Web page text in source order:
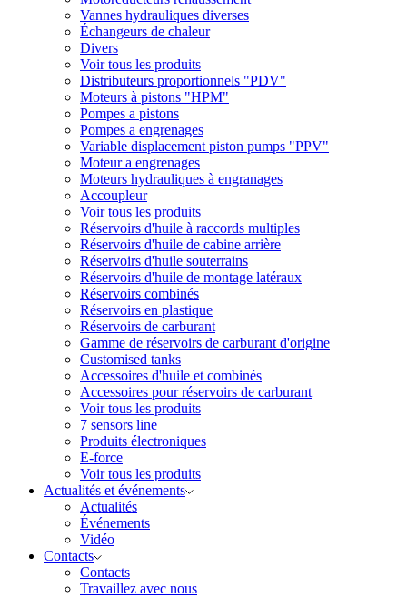
Vannes hydrauliques diverses
Échangeurs de chaleur
Divers
Voir tous les produits
Distributeurs proportionnels "PDV"
Moteurs à pistons "HPM"
Pompes a pistons
Pompes a engrenages
Variable displacement piston pumps "PPV"
Moteur a engrenages
Moteurs hydrauliques à engranages
Accoupleur
Voir tous les produits
Réservoirs d'huile à raccords multiples
Réservoirs d'huile de cabine arrière
Réservoirs d'huile souterrains
Réservoirs d'huile de montage latéraux
Réservoirs combinés
Réservoirs en plastique
Réservoirs de carburant
Gamme de réservoirs de carburant d'origine
Customised tanks
Accessoires d'huile et combinés
Accessoires pour réservoirs de carburant
Voir tous les produits
7 sensors line
Produits électroniques
E-force
Voir tous les produits
Actualités et événements
Actualités
Événements
Vidéo
Contacts
Contacts
Travaillez avec nous